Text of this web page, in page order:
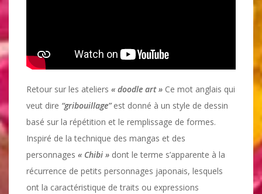
Retour sur les ateliers « doodle art » Ce mot anglais qui
veut dire “gribouillage”est donné à un style de dessin
basé sur la répétition et le remplissage de formes.
Inspiré de la technique des mangas et des
personnages « Chibi » dont le terme s’apparente à la
récurrence de petits personnages japonais, lesquels
ont la caractéristique de traits ou expressions